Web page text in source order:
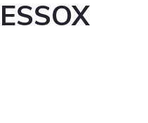
ESSOX